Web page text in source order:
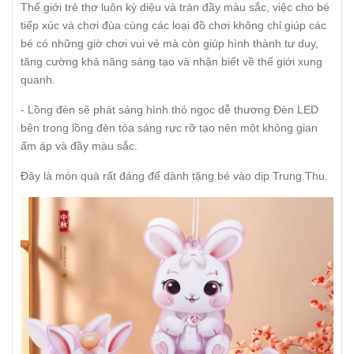
Thế giới trẻ thơ luôn kỳ diệu và tràn đầy màu sắc, việc cho bé
tiếp xúc và chơi đùa cùng các loại đồ chơi không chỉ giúp các
bé có những giờ chơi vui vẻ mà còn giúp hình thành tư duy,
tăng cường khả năng sáng tạo và nhận biết về thế giới xung
quanh.
- Lồng đèn sẽ phát sáng hình thỏ ngọc dễ thương Đèn LED
bên trong lồng đèn tỏa sáng rực rỡ tạo nên một không gian
ấm áp và đầy màu sắc.
Đây là món quà rất đáng để dành tặng bé vào dịp Trung Thu.